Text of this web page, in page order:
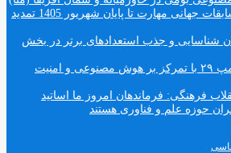
مهلت ثبت‌نام در مسابقات جهانی مهارت تا پایان شهریور 1405 تمدید
شناسایی و جذب استعدادهای برتر در بخش
رونمایی پوستر الکامپ ۲۹ با تمرکز بر هوش مصنوعی و امنیت
فرهنگی: فرماندهان امروز ما اساتید
حوزه علم و فناوری هستند